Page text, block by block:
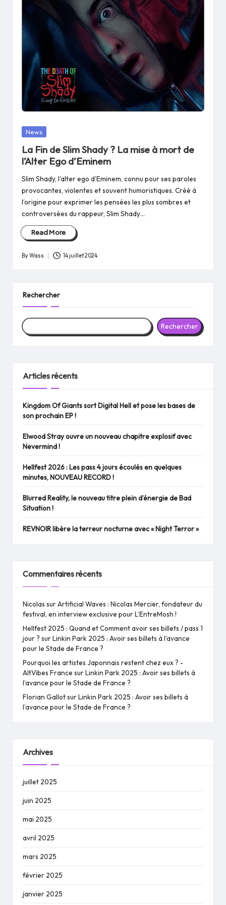
Posted
News
La Fin de Slim Shady ? La mise à mort de
l’Alter Ego d’Eminem
Slim Shady, l’alter ego d’Eminem, connu pour ses paroles
provocantes, violentes et souvent humoristiques. Créé à
l’origine pour exprimer les pensées les plus sombres et
controversées du rappeur, Slim Shady…
Read More
Posted
ByWass 14 juillet 2024
Rechercher
Rechercher
Articles récents
Kingdom Of Giants sort Digital Hell et pose les bases de
son prochain EP !
Elwood Stray ouvre un nouveau chapitre explosif avec
Nevermind !
Hellfest 2026 : Les pass 4 jours écoulés en quelques
minutes, NOUVEAU RECORD !
Blurred Reality, le nouveau titre plein d’énergie de Bad
Situation !
REVNOIR libère la terreur nocturne avec « Night Terror »
Commentaires récents
Nicolas surArtificial Waves : Nicolas Mercier, fondateur du
festival, en interview exclusive pour L’EntreMosh !
Hellfest 2025 : Quand et Comment avoir ses billets / pass 1
jour ? surLinkin Park 2025 : Avoir ses billets à l’avance
pour le Stade de France ?
Pourquoi les artistes Japonnais restent chez eux ? -
AltVibes France surLinkin Park 2025 : Avoir ses billets à
l’avance pour le Stade de France ?
Florian GallotsurLinkin Park 2025 : Avoir ses billets à
l’avance pour le Stade de France ?
Archives
juillet 2025
juin 2025
mai 2025
avril 2025
mars 2025
février 2025
janvier 2025